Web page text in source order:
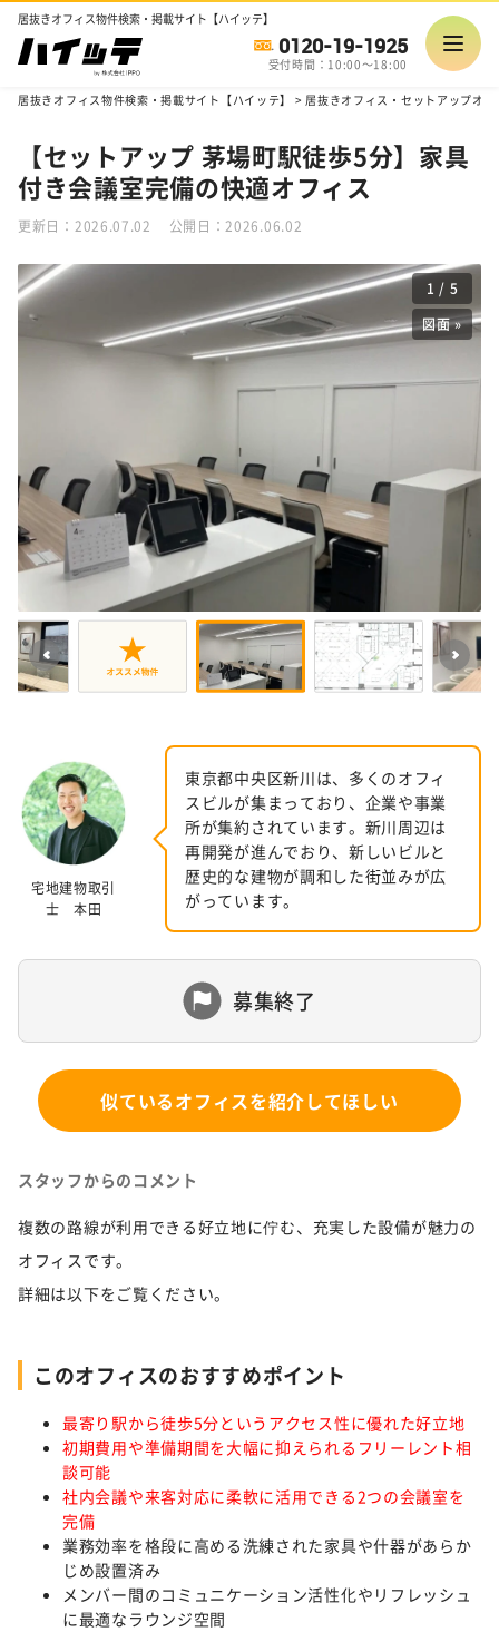
居抜きオフィス物件検索・掲載サイト【ハイッテ】
0120-19-1925
受付時間：10:00～18:00
居抜きオフィス物件検索・掲載サイト【ハイッテ】 > 居抜きオフィス・セットアップオ
【セットアップ 茅場町駅徒歩5分】家具
付き会議室完備の快適オフィス
更新日：2026.07.02 公開日：2026.06.02
1 / 5
図面 »
宅地建物取引
士 本田
東京都中央区新川は、多くのオフィ
スビルが集まっており、企業や事業
所が集約されています。新川周辺は
再開発が進んでおり、新しいビルと
歴史的な建物が調和した街並みが広
がっています。
募集終了
似ているオフィスを紹介してほしい
スタッフからのコメント
複数の路線が利用できる好立地に佇む、充実した設備が魅力の
オフィスです。
詳細は以下をご覧ください。
このオフィスのおすすめポイント
最寄り駅から徒歩5分というアクセス性に優れた好立地
初期費用や準備期間を大幅に抑えられるフリーレント相
談可能
社内会議や来客対応に柔軟に活用できる2つの会議室を
完備
業務効率を格段に高める洗練された家具や什器があらか
じめ設置済み
メンバー間のコミュニケーション活性化やリフレッシュ
に最適なラウンジ空間